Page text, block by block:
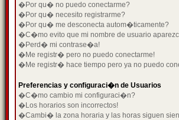
�Por qu� no puedo conectarme?
�Por qu� necesito registrarme?
�Por qu� me desconecta autom�ticamente?
�C�mo evito que mi nombre de usuario
�Perd� mi contrase�a!
�Me registr� pero no puedo conectarme!
�Me registr� hace tiempo pero ya no puedo
Preferencias y configuraci�n de Usuarios
�C�mo cambio mi configuraci�n?
�Los horarios son incorrectos!
�Cambi� la zona horaria y las horas siguen